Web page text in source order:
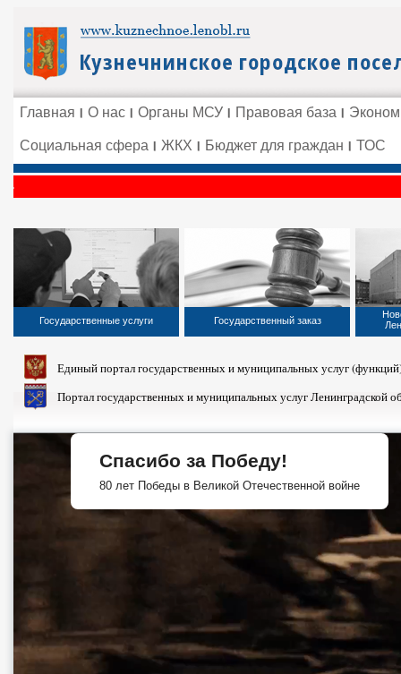
Главная О нас Органы МСУ Правовая база
Социальная сфера ЖКХ Бюджет для граждан ТОС
Государственные услуги Государственный заказ
Единый портал государственных и муниципальных услуг
Портал государственных и муниципальных услуг Ленинградской
Спасибо за Победу!
80 лет Победы в Великой Отечественной войне